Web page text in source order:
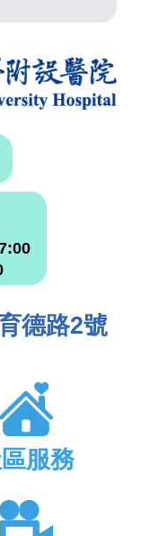
德路2號
服務